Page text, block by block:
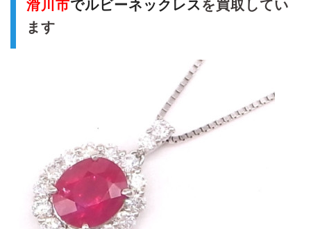
滑川市でルビーネックレス を買取してい
ます